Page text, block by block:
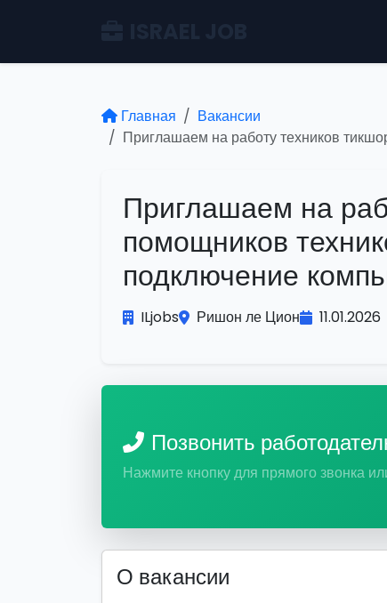
Главная
Вакансии
Приглашаем на работу техников
Приглашаем на
помощников
подключение
ILjobs Ришон ле Цион 11.01.2026
Позвонить
Нажмите кнопку для прямого звонка
О вакансии